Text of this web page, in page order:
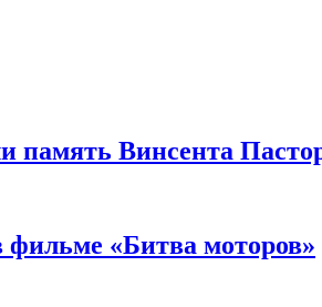
память Винсента
«Битва моторов»